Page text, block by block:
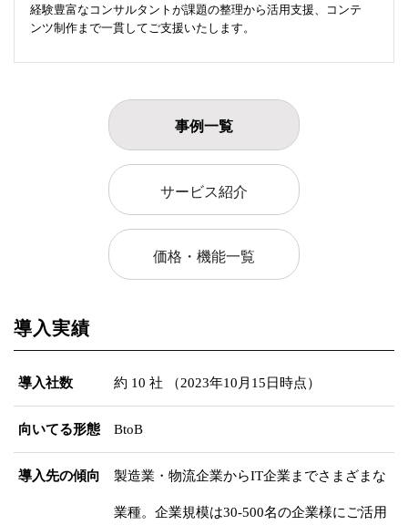
経験豊富なコンサルタントが課題の整理から活用支援、コンテ
ンツ制作まで一貫してご支援いたします。
事例一覧
サービス紹介
価格・機能一覧
導入実績
導入社数 約 10 社 （2023年10月15日時点）
向いてる形態 BtoB
導入先の傾向 製造業・物流企業からIT企業までさまざまな
業種。企業規模は30-500名の企業様にご活用